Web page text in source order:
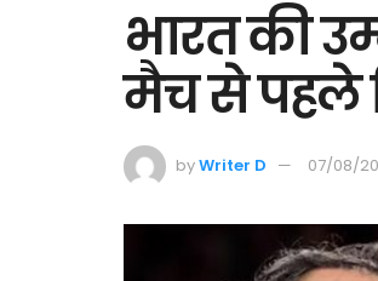
भारत की
मैच से पहले
byWriter D 07/08/